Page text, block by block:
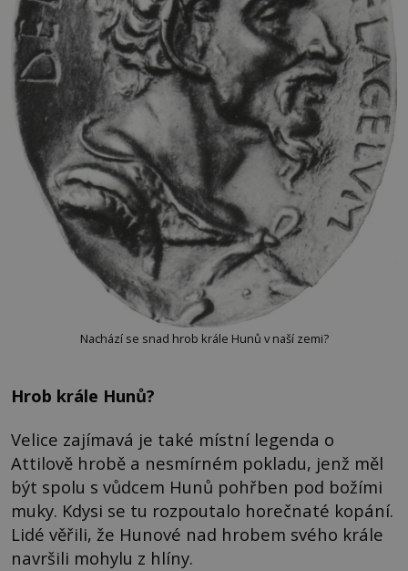
Nachází se snad hrob krále Hunů v naší zemi?
Hrob krále Hunů?
Velice zajímavá je také místní legenda o
Attilově hrobě a nesmírném pokladu, jenž měl
být spolu s vůdcem Hunů pohřben pod božími
muky. Kdysi se tu rozpoutalo horečnaté kopání.
Lidé věřili, že Hunové nad hrobem svého krále
navršili mohylu z hlíny.